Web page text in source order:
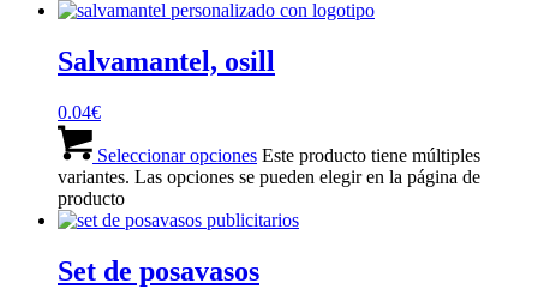
Salvamantel, osill
0.04€
Seleccionar opciones Este producto tiene múltiples
variantes. Las opciones se pueden elegir en la página de
producto
Set de posavasos